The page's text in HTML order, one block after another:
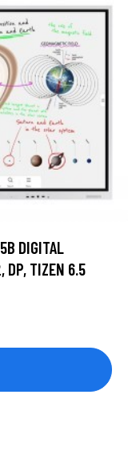
DIGITAL
DP, TIZEN 6.5